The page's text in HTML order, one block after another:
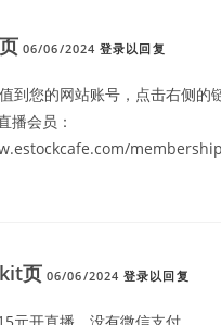
06/06/2024 登录以回复
到您的网站账号，点击右侧的
播会员：
页 06/06/2024 登录以回复